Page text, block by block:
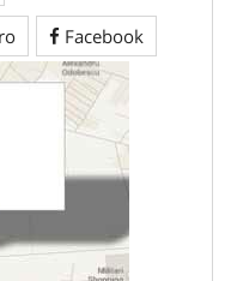
Facebook